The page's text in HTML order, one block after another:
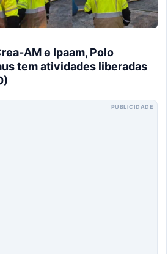
AM e Ipaam, Polo
tem atividades liberadas
PUBLICIDADE